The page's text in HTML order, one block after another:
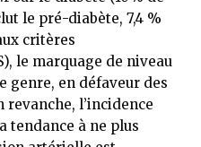
le pré-diabète, 7,4 %
critères
le marquage de niveau
genre, en défaveur des
revanche, l’incidence
tendance à ne plus